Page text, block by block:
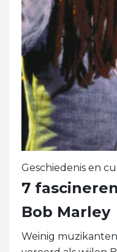
Geschiedenis en
7
Bob Marley
Weinig